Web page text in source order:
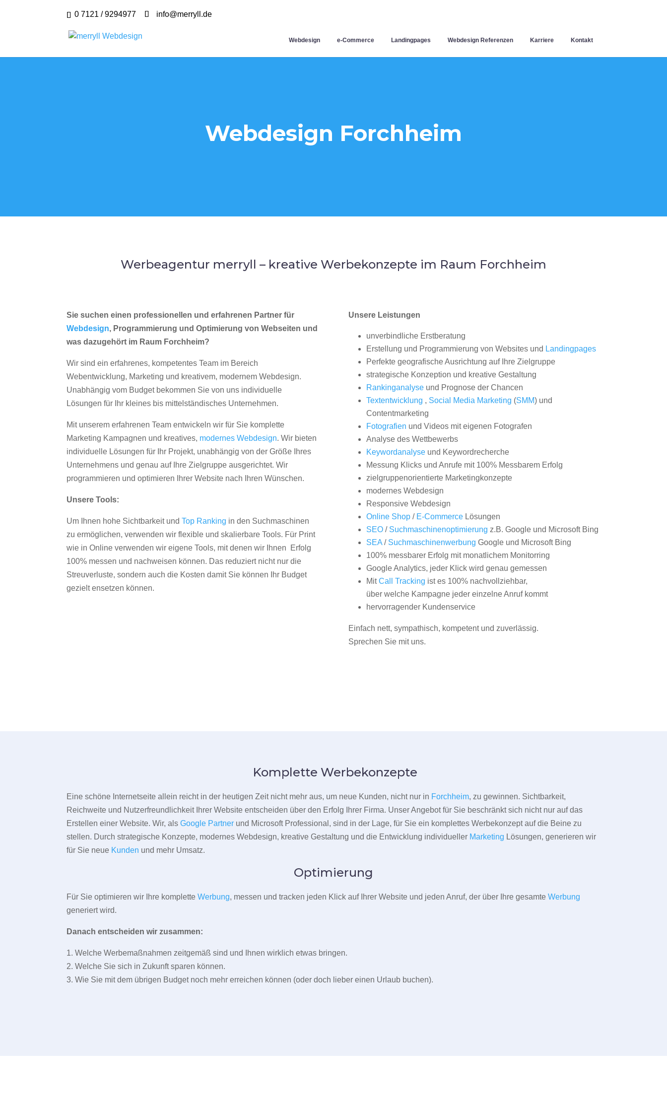
0 7121 / 9294977 info@merryll.de
Webdesign e-Commerce Landingpages Webdesign Referenzen Karriere Kontakt
Webdesign Forchheim
Werbeagentur merryll – kreative Werbekonzepte im Raum Forchheim
Sie suchen einen professionellen und erfahrenen Partner für
Webdesign, Programmierung und Optimierung von Webseiten und
was dazugehört im Raum Forchheim?
Wir sind ein erfahrenes, kompetentes Team im Bereich
Webentwicklung, Marketing und kreativem, modernem Webdesign.
Unabhängig vom Budget bekommen Sie von uns individuelle
Lösungen für Ihr kleines bis mittelständisches Unternehmen.
Mit unserem erfahrenen Team entwickeln wir für Sie komplette
Marketing Kampagnen und kreatives, modernes Webdesign. Wir bieten
individuelle Lösungen für Ihr Projekt, unabhängig von der Größe Ihres
Unternehmens und genau auf Ihre Zielgruppe ausgerichtet. Wir
programmieren und optimieren Ihrer Website nach Ihren Wünschen.
Unsere Tools:
Um Ihnen hohe Sichtbarkeit undTop Ranking in den Suchmaschinen
zu ermöglichen, verwenden wir flexible und skalierbare Tools. Für Print
wie in Online verwenden wir eigene Tools, mit denen wir Ihnen Erfolg
100% messen und nachweisen können. Das reduziert nicht nur die
Streuverluste, sondern auch die Kosten damit Sie können Ihr Budget
gezielt ensetzen können.
Unsere Leistungen
unverbindliche Erstberatung
Erstellung und Programmierung von Websites und Landingpages
Perfekte geografische Ausrichtung auf Ihre Zielgruppe
strategische Konzeption und kreative Gestaltung
Rankinganalyseund Prognose der Chancen
Textentwicklung , Social Media Marketing (SMM) und
Contentmarketing
Fotografien und Videos mit eigenen Fotografen
Analyse des Wettbewerbs
Keywordanalyseund Keywordrecherche
Messung Klicks und Anrufe mit 100% Messbarem Erfolg
zielgruppenorientierte Marketingkonzepte
modernes Webdesign
Responsive Webdesign
Online Shop/ E-CommerceLösungen
SEO/ Suchmaschinenoptimierung z.B. Google und Microsoft Bing
SEA/ Suchmaschinenwerbung Google und Microsoft Bing
100% messbarer Erfolg mit monatlichem Monitorring
Google Analytics, jeder Klick wird genau gemessen
MitCall Tracking ist es 100% nachvollziehbar,
über welche Kampagne jeder einzelne Anruf kommt
hervorragender Kundenservice
Einfach nett, sympathisch, kompetent und zuverlässig.
Sprechen Sie mit uns.
Komplette Werbekonzepte
Eine schöne Internetseite allein reicht in der heutigen Zeit nicht mehr aus, um neue Kunden, nicht nur in Forchheim, zu gewinnen. Sichtbarkeit,
Reichweite und Nutzerfreundlichkeit Ihrer Website entscheiden über den Erfolg Ihrer Firma. Unser Angebot für Sie beschränkt sich nicht nur auf das
Erstellen einer Website. Wir, alsGoogle Partner und Microsoft Professional, sind in der Lage, für Sie ein komplettes Werbekonzept auf die Beine zu
stellen. Durch strategische Konzepte, modernes Webdesign, kreative Gestaltung und die Entwicklung individueller Marketing Lösungen, generieren wir
für Sie neue Kunden und mehr Umsatz.
Optimierung
Für Sie optimieren wir Ihre kompletteWerbung, messen und tracken jeden Klick auf Ihrer Website und jeden Anruf, der über Ihre gesamteWerbung
generiert wird.
Danach entscheiden wir zusammen:
1. Welche Werbemaßnahmen zeitgemäß sind und Ihnen wirklich etwas bringen.
2. Welche Sie sich in Zukunft sparen können.
3. Wie Sie mit dem übrigen Budget noch mehr erreichen können (oder doch lieber einen Urlaub buchen).